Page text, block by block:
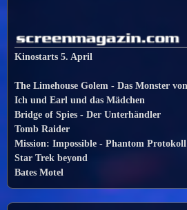
Kinostarts 5. April
The Limehouse Golem - Das Monster
Ich und Earl und das Mädchen
Bridge of Spies - Der Unterhändler
Tomb Raider
Mission: Impossible - Phantom Protokoll
Star Trek beyond
Bates Motel